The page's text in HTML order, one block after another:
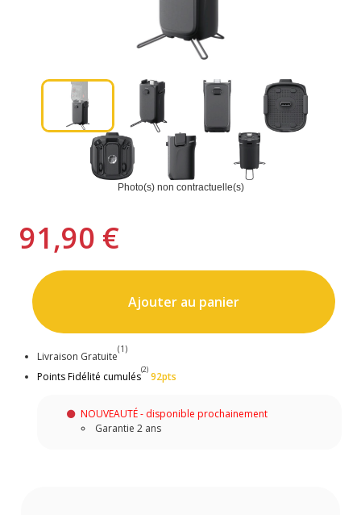
Photo(s) non contractuelle(s)
91,90 €
Ajouter au panier
Livraison Gratuite
(1)
Points Fidélité cumulés
(2)
92pts
NOUVEAUTÉ - disponible prochainement
Garantie 2 ans